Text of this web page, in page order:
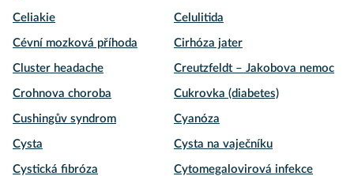
Celiakie Celulitida
Cévní mozková příhoda Cirhóza jater
Cluster headache Creutzfeldt – Jakobova nemoc
Crohnova choroba Cukrovka (diabetes)
Cushingův syndrom Cyanóza
Cysta Cysta na vaječníku
Cystická fibróza Cytomegalovirová infekce